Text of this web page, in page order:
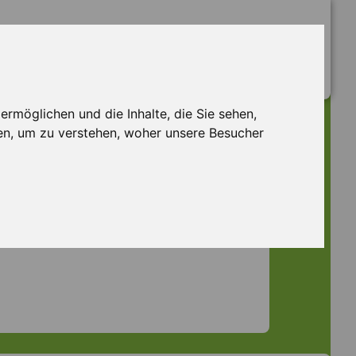
und die Inhalte, die Sie sehen,
um zu verstehen, woher unsere Besucher